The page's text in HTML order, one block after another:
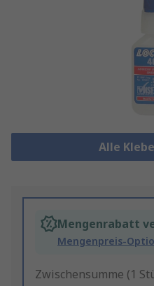
Alle
Mengenrabatt
Mengenpreis-
Zwischensumme (1